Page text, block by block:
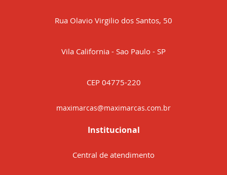
Rua Olavio Virgilio dos Santos, 50
Vila California - Sao Paulo - SP
CEP 04775-220
maximarcas@maximarcas.com.br
Institucional
Central de atendimento